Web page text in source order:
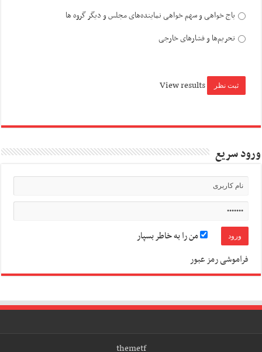
باج خواهی و سهم خواهی نماینده‌های مجلس و دیگر گروه ها
تحریم‌ها و فشارهای خارجی
View results
ورود سریع
من را به خاطر بسپار
فراموشی رمز عبور
themetf